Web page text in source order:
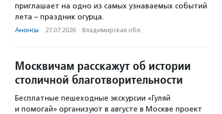
приглашает на одно из самых узнаваемых событий
лета – праздник огурца.
Анонсы · 27.07.2026 · Владимирская обл.
Москвичам расскажут об истории
столичной благотворительности
Бесплатные пешеходные экскурсии «Гуляй
и помогай» организуют в августе в Москве проект